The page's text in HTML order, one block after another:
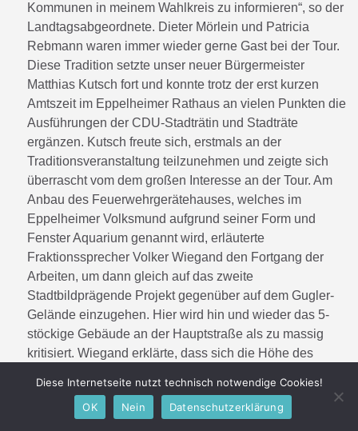
Kommunen in meinem Wahlkreis zu informieren“, so der
Landtagsabgeordnete. Dieter Mörlein und Patricia
Rebmann waren immer wieder gerne Gast bei der Tour.
Diese Tradition setzte unser neuer Bürgermeister
Matthias Kutsch fort und konnte trotz der erst kurzen
Amtszeit im Eppelheimer Rathaus an vielen Punkten die
Ausführungen der CDU-Stadträtin und Stadträte
ergänzen. Kutsch freute sich, erstmals an der
Traditionsveranstaltung teilzunehmen und zeigte sich
überrascht vom dem großen Interesse an der Tour. Am
Anbau des Feuerwehrgerätehauses, welches im
Eppelheimer Volksmund aufgrund seiner Form und
Fenster Aquarium genannt wird, erläuterte
Fraktionssprecher Volker Wiegand den Fortgang der
Arbeiten, um dann gleich auf das zweite
Stadtbildprägende Projekt gegenüber auf dem Gugler-
Gelände einzugehen. Hier wird hin und wieder das 5-
stöckige Gebäude an der Hauptstraße als zu massig
kritisiert. Wiegand erklärte, dass sich die Höhe des
orientiert, weshalb der Bau so vom Gemeinderat
genehmigt wurde. An der nächsten Station auf dem
Diese Internetseite nutzt technisch notwendige Cookies!
OK
Nein Datenschutzerklärung